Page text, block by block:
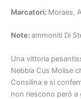
Marcatori: Moraes,
Note:ammoniti Di
Una vittoria
Nebbia Cus Molise
Consilina e si
non riescono però a